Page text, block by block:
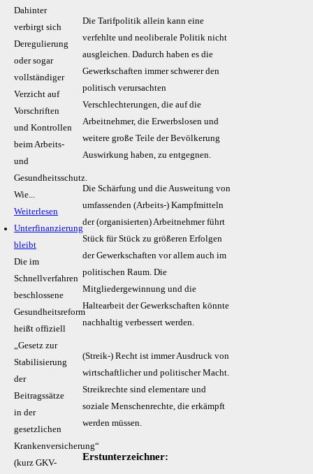
Dahinter
verbirgt sich
Deregulierung
oder sogar
vollständiger
Verzicht auf
Vorschriften
und Kontrollen
beim Arbeits-
und
Gesundheitsschutz.
Wie...
Weiterlesen
Unterfinanzierung
bleibt
Die im
Schnellverfahren
beschlossene
Gesundheitsreform
heißt offiziell
„Gesetz zur
Stabilisierung
der
Beitragssätze
in der
gesetzlichen
Krankenversicherung“
(kurz GKV-
Die Tarifpolitik allein kann eine
verfehlte und neoliberale Politik nicht
ausgleichen. Dadurch haben es die
Gewerkschaften immer schwerer den
politisch verursachten
Verschlechterungen, die auf die
Arbeitnehmer, die Erwerbslosen und
weitere große Teile der Bevölkerung
Auswirkung haben, zu entgegnen.
Die Schärfung und die Ausweitung von
umfassenden (Arbeits-) Kampfmitteln
der (organisierten) Arbeitnehmer führt
Stück für Stück zu größeren Erfolgen
der Gewerkschaften vor allem auch im
politischen Raum. Die
Mitgliedergewinnung und die
Haltearbeit der Gewerkschaften könnte
nachhaltig verbessert werden.
(Streik-) Recht ist immer Ausdruck von
wirtschaftlicher und politischer Macht.
Streikrechte sind elementare und
soziale Menschenrechte, die erkämpft
werden müssen.
Erstunterzeichner: